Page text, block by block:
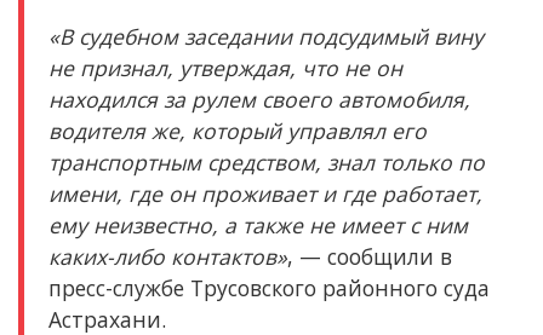
«В судебном заседании подсудимый вину
не признал, утверждая, что не он
находился за рулем своего автомобиля,
водителя же, который управлял его
транспортным средством, знал только по
имени, где он проживает и где работает,
ему неизвестно, а также не имеет с ним
каких-либо контактов», — сообщили в
пресс-службе Трусовского районного суда
Астрахани.